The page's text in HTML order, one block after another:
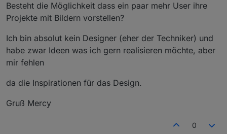
Besteht die Möglichkeit dass ein paar mehr User ihre
Projekte mit Bildern vorstellen?
Ich bin absolut kein Designer (eher der Techniker) und
habe zwar Ideen was ich gern realisieren möchte, aber
mir fehlen
da die Inspirationen für das Design.
Gruß Mercy
0